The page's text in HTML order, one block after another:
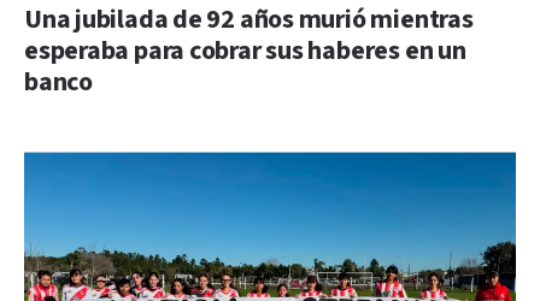
Una jubilada de 92 años murió mientras
esperaba para cobrar sus haberes en un
banco